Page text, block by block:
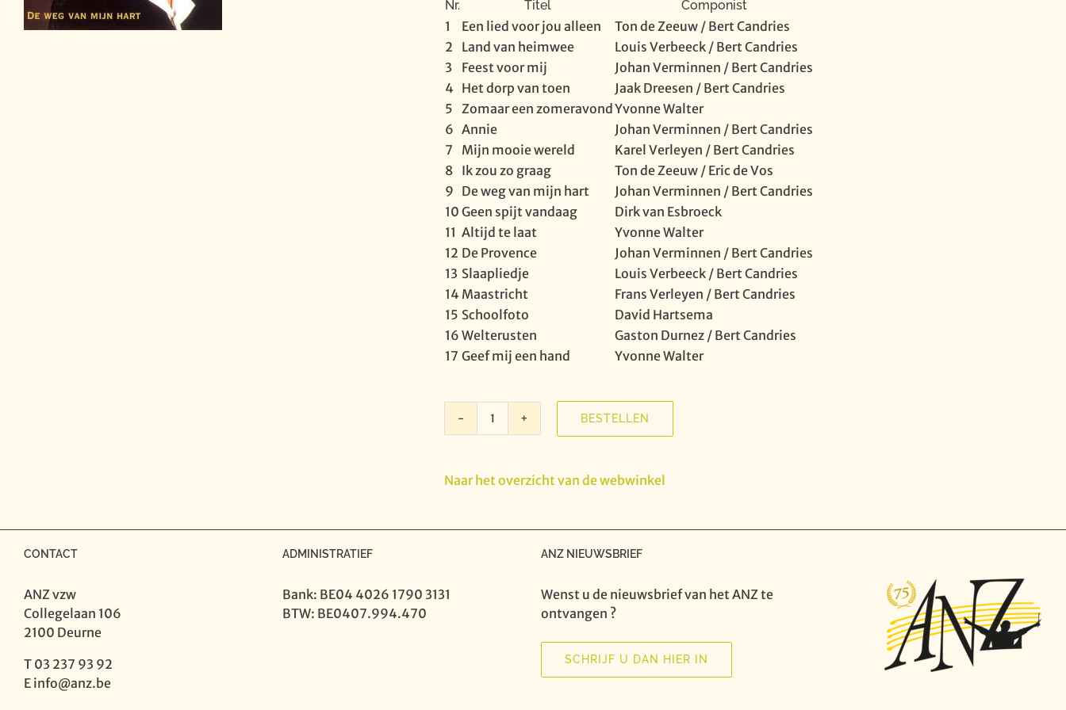
Nr. Titel Componist
1 Een lied voor jou alleen
Ton de Zeeuw / Bert Candries
2
Land van heimwee
Louis Verbeeck / Bert Candries
3
Feest voor mij
Johan Verminnen / Bert Candries
4 Het dorp van toen
Jaak Dreesen / Bert Candries
5 Zomaar een zomeravond Yvonne Walter
6 Annie
Johan Verminnen / Bert Candries
7
Mijn mooie wereld
Karel Verleyen / Bert Candries
8 Ik zou zo graag
Ton de Zeeuw / Eric de Vos
9 De weg van mijn hart
Johan Verminnen / Bert Candries
10 Geen spijt vandaag
Dirk van Esbroeck
11 Altijd te laat
Yvonne Walter
12 De Provence
Johan Verminnen / Bert Candries
13 Slaapliedje
Louis Verbeeck / Bert Candries
14 Maastricht
Frans Verleyen / Bert Candries
15 Schoolfoto
David Hartsema
16 Welterusten
Gaston Durnez / Bert Candries
17 Geef mij een hand Yvonne Walter
Connie
De
BESTELLEN
Naar het overzicht van de webwinkel
CONTACT
ANZ vzw
Collegelaan 106
2100 Deurne
T 03 237 93 92
E info@anz.be
ADMINISTRATIEF
Bank: BE04 4026 1790 3131
BTW: BE0407.994.470
ANZ NIEUWSBRIEF
Wenst u de nieuwsbrief van het ANZ te
ontvangen ?
SCHRIJF U DAN HIER IN